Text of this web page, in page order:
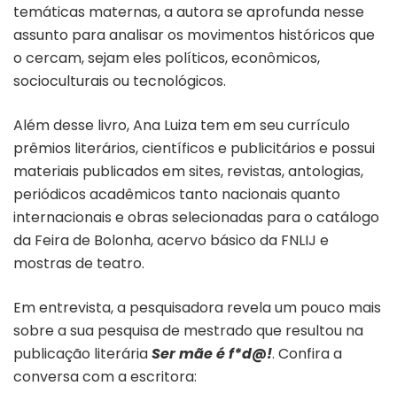
temáticas maternas, a autora se aprofunda nesse
assunto para analisar os movimentos históricos que
o cercam, sejam eles políticos, econômicos,
socioculturais ou tecnológicos.
Além desse livro, Ana Luiza tem em seu currículo
prêmios literários, científicos e publicitários e possui
materiais publicados em sites, revistas, antologias,
periódicos acadêmicos tanto nacionais quanto
internacionais e obras selecionadas para o catálogo
da Feira de Bolonha, acervo básico da FNLIJ e
mostras de teatro.
Em entrevista, a pesquisadora revela um pouco mais
sobre a sua pesquisa de mestrado que resultou na
publicação literáriaSer mãe é f*d@!. Confira a
conversa com a escritora: